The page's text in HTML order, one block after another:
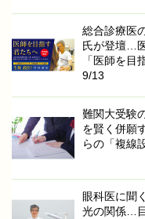
総合診療医
氏が登壇…
「医師を目
9/13
難関大受験
を賢く併願
らの「複線
眼科医に聞
光の関係…